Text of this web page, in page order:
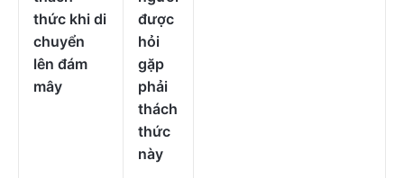
thức khi di
chuyển
lên đám
mây
được
hỏi
gặp
phải
thách
thức
này